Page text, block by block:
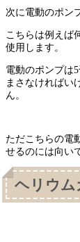
次に電動のポン
こちらは例えば
使用します。
電動のポンプは
まさなければい
ん。
ただこちらの電
せるのには向い
ヘリウム